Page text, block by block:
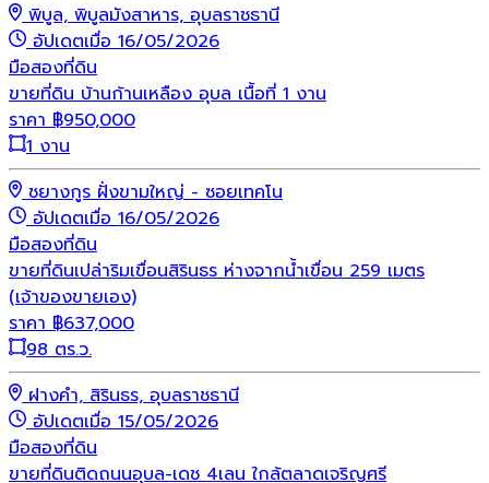
พิบูล, พิบูลมังสาหาร, อุบลราชธานี
อัปเดตเมื่อ 16/05/2026
มือสองที่ดิน
ขายที่ดิน บ้านก้านเหลือง อุบล เนื้อที่ 1 งาน
ราคา ฿950,000
1 งาน
ชยางกูร ฝั่งขามใหญ่ - ซอยเทคโน
อัปเดตเมื่อ 16/05/2026
มือสองที่ดิน
ขายที่ดินเปล่าริมเขื่อนสิรินธร ห่างจากน้ำเขื่อน 259 เมตร
(เจ้าของขายเอง)
ราคา ฿637,000
98 ตร.ว.
ฝางคำ, สิรินธร, อุบลราชธานี
อัปเดตเมื่อ 15/05/2026
มือสองที่ดิน
ขายที่ดินติดถนนอุบล-เดช 4เลน ใกล้ตลาดเจริญศรี